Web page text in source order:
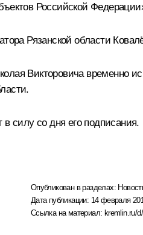
Российской
Рязанской области
Викторовича временно
силу со дня его подписания.
Опубликован в разделах:
Дата публикации: 14 февраля
Ссылка на материал: kremlin.ru/